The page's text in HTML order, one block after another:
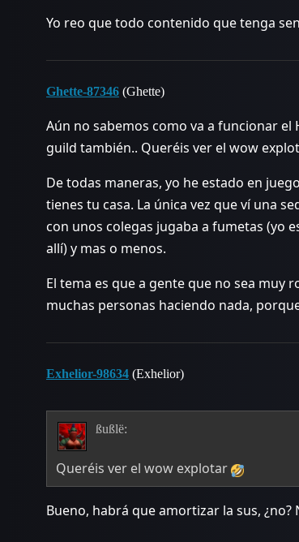
Yo reo que todo contenido que tenga
Ghette-87346 (Ghette)
Aún no sabemos como va a funcionar el
guild también.. Queréis ver el wow
De todas maneras, yo he estado en
tienes tu casa. La única vez que ví una
con unos colegas jugaba a fumetas (yo
allí) y mas o menos.
El tema es que a gente que no sea muy
muchas personas haciendo nada,
Exhelior-98634 (Exhelior)
ßußlë:
Queréis ver el wow explotar
Bueno, habrá que amortizar la sus,